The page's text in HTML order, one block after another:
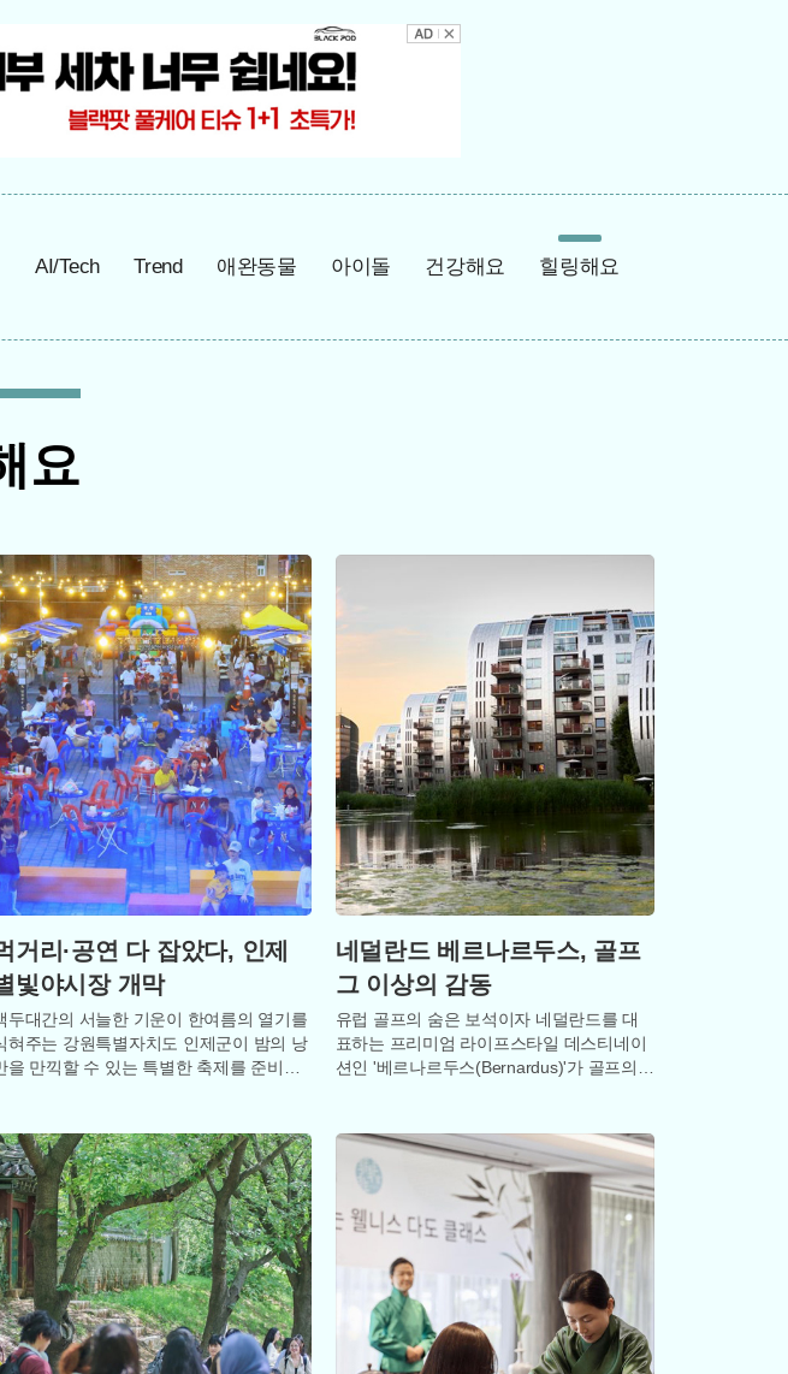
AI/Tech Trend 애완동물 아이돌 건강해요 힐링해요
요
거리·공연 다 잡았다, 인제
빛야시장 개막
두대간의 서늘한 기운이 한여름의 열기를
혀주는 강원특별자치도 인제군이 밤의 낭
을 만끽할 수 있는 특별한 축제를 준비했
네덜란드 베르나르두스, 골프
그 이상의 감동
유럽 골프의 숨은 보석이자 네덜란드를 대
표하는 프리미엄 라이프스타일 데스티네이
션인 '베르나르두스(Bernardus)'가 골프의